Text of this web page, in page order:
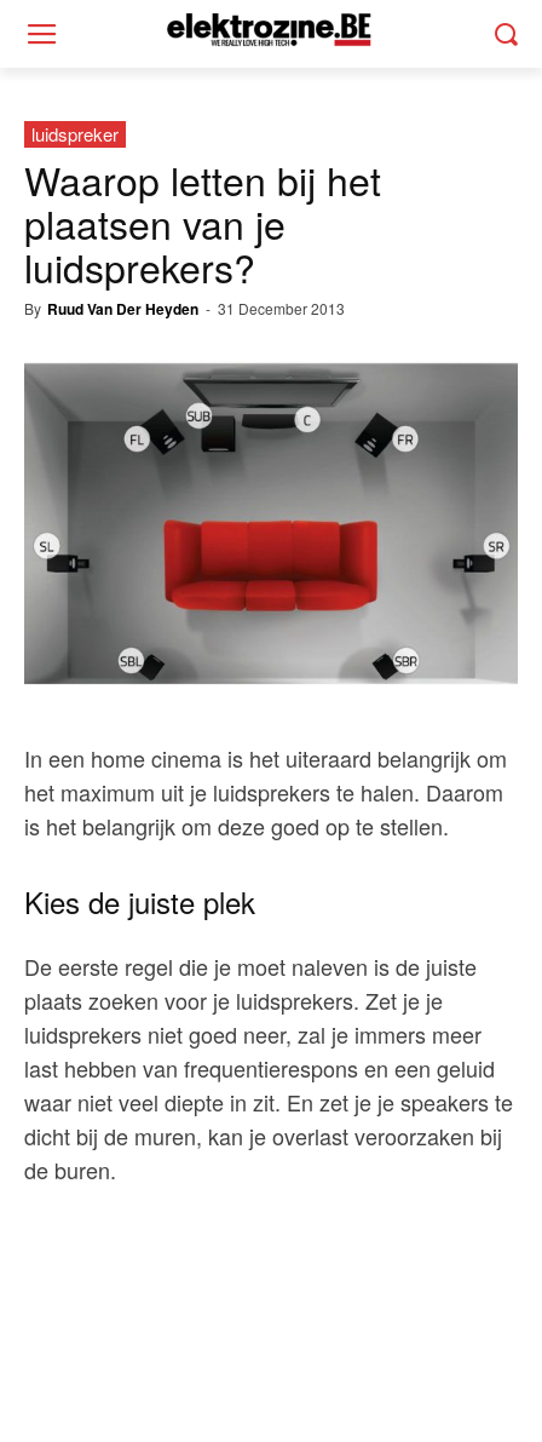
luidspreker
Waarop letten bij het
plaatsen van je
luidsprekers?
By Ruud Van Der Heyden - 31 December 2013
In een home cinema is het uiteraard belangrijk om
het maximum uit je luidsprekers te halen. Daarom
is het belangrijk om deze goed op te stellen.
Kies de juiste plek
De eerste regel die je moet naleven is de juiste
plaats zoeken voor je luidsprekers. Zet je je
luidsprekers niet goed neer, zal je immers meer
last hebben van frequentierespons en een geluid
waar niet veel diepte in zit. En zet je je speakers te
dicht bij de muren, kan je overlast veroorzaken bij
de buren.